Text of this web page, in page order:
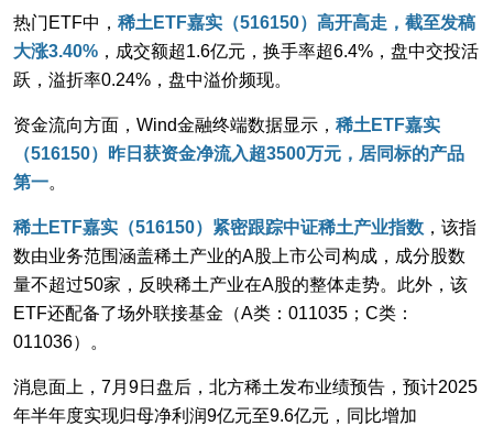
热门ETF中， 稀土ETF嘉实（516150）高开高走，截至发稿
大涨3.40% ，成交额超1.6亿元，换手率超6.4%，盘中交投活
跃，溢折率0.24%，盘中溢价频现。
资金流向方面，Wind金融终端数据显示， 稀土ETF嘉实
（516150）昨日获资金净流入超3500万元，居同标的产品
第一。
稀土ETF嘉实（516150）紧密跟踪中证稀土产业指数 ，该指
数由业务范围涵盖稀土产业的A股上市公司构成，成分股数
量不超过50家，反映稀土产业在A股的整体走势。此外，该
ETF还配备了场外联接基金（A类：011035；C类：
011036）。
消息面上，7月9日盘后，北方稀土发布业绩预告，预计2025
年半年度实现归母净利润9亿元至9.6亿元，同比增加